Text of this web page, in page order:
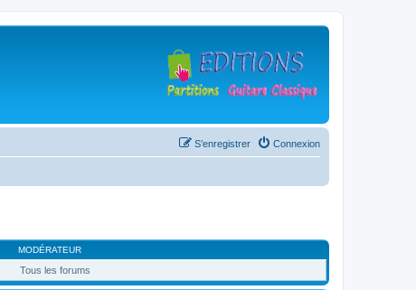
Connexion
S’enregistrer
MODÉRATEUR
Tous les forums